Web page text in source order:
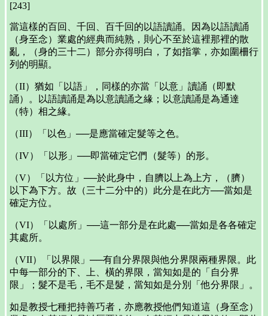
[243]
當這樣的百回、千回、百千回的以語讀誦。因為以語讀誦
（身至念）業處的經典而純熟，則心不至於這裡那裡的散
亂，（身的三十二）部分亦得明白，了如指掌，亦如圍柵行
列的明顯。
（II）猶如「以語」，同樣的亦當「以意」讀誦（即默
誦）。以語讀誦是為以意讀誦之緣；以意讀誦是為通達
（特）相之緣。
（III）「以色」──是應當確定髮等之色。
（IV）「以形」──即當確定它們（髮等）的形。
（V）「以方位」──於此身中，自臍以上為上方，（臍）
以下為下方。故（三十二分中的）此分是在此方──當如是
確定方位。
（VI）「以處所」──這一部分是在此處──當如是各各確定
其處所。
（VII）「以界限」──有自分界限與他分界限兩種界限。此
中每一部分的下、上、橫的界限，當知如是的「自分界
限」；髮不是毛，毛不是髮，當知如是分別「他分界限」。
如是教授七種把持善巧者，亦應教授他們知道這（身至念）